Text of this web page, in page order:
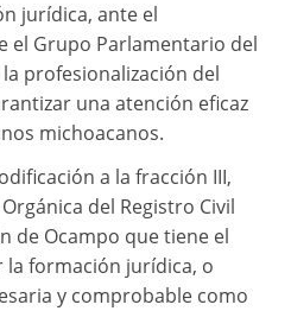
jurídica, ante el
el Grupo Parlamentario del
profesionalización del
una atención eficaz
michoacanos.
a la fracción III,
del Registro Civil
de Ocampo que tiene el
formación jurídica, o
y comprobable como